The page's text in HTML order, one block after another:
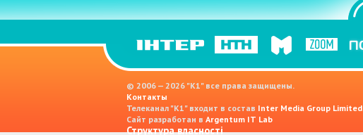
© 2006 — 2026 "K1" все права защищены.
Контакты
Телеканал "К1" входит в состав Inter Media Group Limited
Сайт разработан в Argentum IT Lab
Структура власності